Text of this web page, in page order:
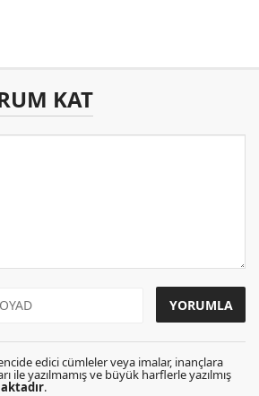
KAT
edici cümleler veya imalar, inançlara
ile yazılmamış ve büyük harflerle yazılmış
.